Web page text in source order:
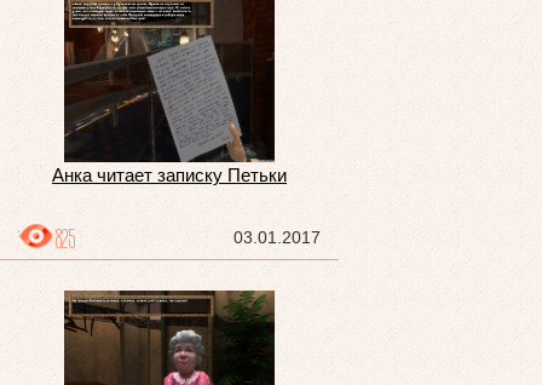
Анка читает записку Петьки
03.01.2017
825